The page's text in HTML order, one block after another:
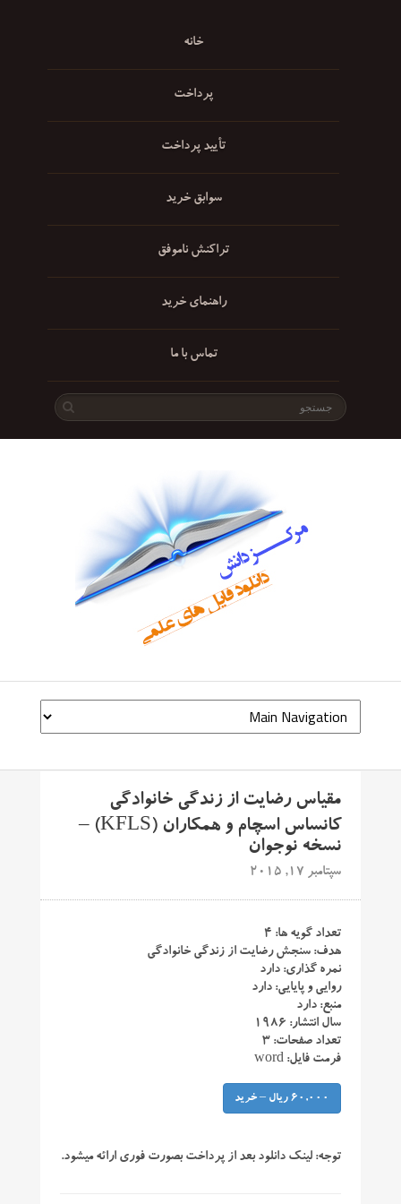
خانه
پرداخت
تأیید پرداخت
سوابق خرید
تراکنش ناموفق
راهنمای خرید
تماس با ما
مقیاس رضایت از زندگی خانوادگی
کانساس اسچام و همکاران (KFLS) –
نسخه نوجوان
سپتامبر 17, 2015
تعداد گویه ها: ۴
هدف: سنجش رضایت از زندگی خانوادگی
نمره گذاری: دارد
روایی و پایایی: دارد
منبع: دارد
سال انتشار: ۱۹۸۶
تعداد صفحات: ۳
فرمت فایل: word
60,000 ریال – خرید
توجه: لینک دانلود بعد از پرداخت بصورت فوری ارائه میشود.